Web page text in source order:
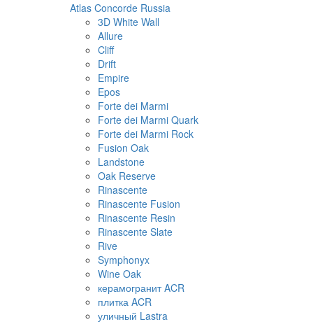
Atlas Concorde Russia
3D White Wall
Allure
Cliff
Drift
Empire
Epos
Forte dei Marmi
Forte dei Marmi Quark
Forte dei Marmi Rock
Fusion Oak
Landstone
Oak Reserve
Rinascente
Rinascente Fusion
Rinascente Resin
Rinascente Slate
Rive
Symphonyx
Wine Oak
керамогранит ACR
плитка ACR
уличный Lastra